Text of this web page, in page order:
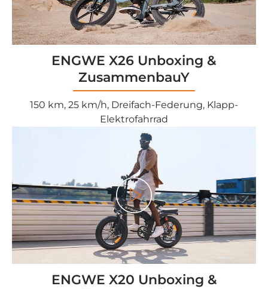
ENGWE X26 Unboxing &
ZusammenbauY
150 km, 25 km/h, Dreifach-Federung, Klapp-
Elektrofahrrad
<tc>Gioco</tc>
ENGWE X20 Unboxing &